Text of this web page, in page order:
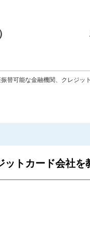
替可能な金融機関、クレジッ
トカード会社を